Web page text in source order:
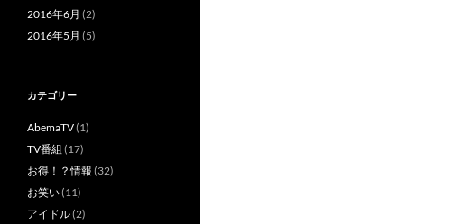
2016年6月 (2)
2016年5月 (5)
カテゴリー
AbemaTV(1)
TV番組 (17)
お得！？情報 (32)
お笑い(11)
アイドル(2)